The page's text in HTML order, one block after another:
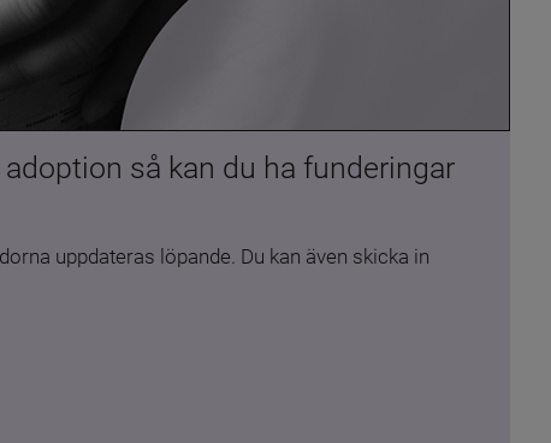
så kan du ha funderingar
uppdateras löpande. Du kan även skicka in